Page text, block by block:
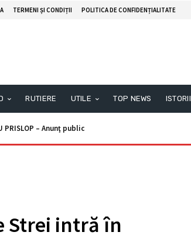
TERMENI ȘI CONDIȚII POLITICA DE CONFIDENȚIALITATE
RUTIERE UTILE TOP NEWS ISTORII
– Anunţ public
Strei intră în